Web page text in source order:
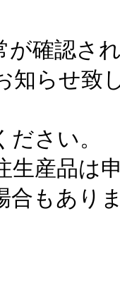
確認さ
知らせ致
さい。
生産品は
合もあり